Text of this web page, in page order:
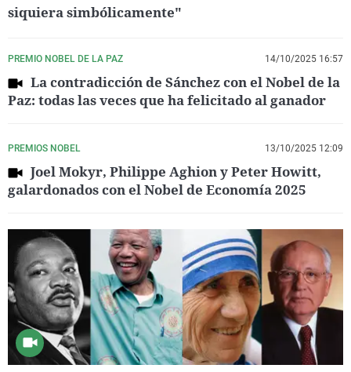
siquiera simbólicamente"
PREMIO NOBEL DE LA PAZ 14/10/2025 16:57
La contradicción de Sánchez con el Nobel de la
Paz: todas las veces que ha felicitado al ganador
PREMIOS NOBEL 13/10/2025 12:09
Joel Mokyr, Philippe Aghion y Peter Howitt,
galardonados con el Nobel de Economía 2025